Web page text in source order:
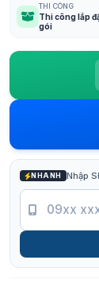
THI CÔNG
Thi công lắp
gói
NHANH Nhập